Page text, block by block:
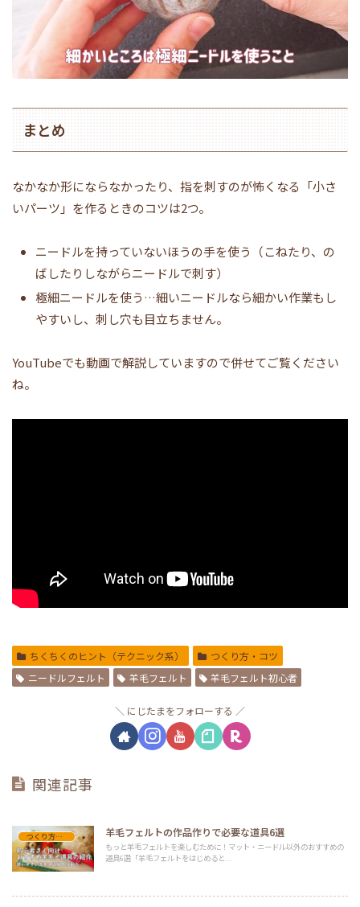
まとめ
なかなか形にならなかったり、指を刺すのが怖くなる「小さ
いパーツ」を作るときのコツは2つ。
ニードルを持っていないほうの手を使う（こねたり、の
ばしたりしながらニードルで刺す）
極細ニードルを使う…細いニードルなら細かい作業もし
やすいし、刺し穴も目立ちません。
YouTubeでも動画で解説していますので併せてご覧ください
ね。
ちくちくのヒント（テクニック系）
つくり方・コツ
ニードルフェルト
羊毛フェルト 羊毛フェルト初心者
にじたまをフォローする
関連記事
つくり方・コツ 羊毛フェルトの作品作りで必要な道具6選
もっと羊毛フェルトを楽しむために！マット・ニードル以外のおすすめの
道具6選「羊毛フェルトをはじめると...